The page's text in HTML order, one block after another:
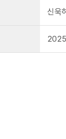
신욱